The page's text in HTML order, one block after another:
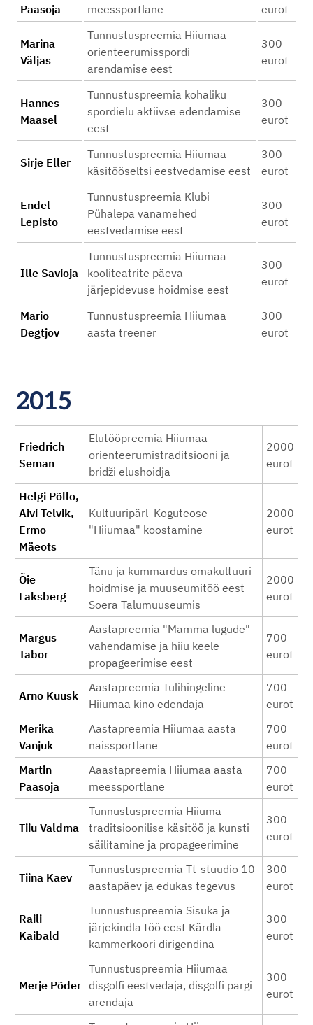
Paasoja
meessportlane
eurot
Marina
Väljas
Tunnustuspreemia Hiiumaa
orienteerumisspordi
arendamise eest
300
eurot
Hannes
Maasel
Tunnustuspreemia kohaliku
spordielu aktiivse edendamise
eest
300
eurot
Sirje Eller
Tunnustuspreemia Hiiumaa
käsitööseltsi eestvedamise eest
300
eurot
Endel
Lepisto
Tunnustuspreemia Klubi
Pühalepa vanamehed
eestvedamise eest
300
eurot
Ille Savioja
Tunnustuspreemia Hiiumaa
kooliteatrite päeva
järjepidevuse hoidmise eest
300
eurot
Mario
Degtjov
Tunnustuspreemia Hiiumaa
aasta treener
300
eurot
2015
Friedrich
Seman
Elutööpreemia Hiiumaa
orienteerumistraditsiooni ja
bridži elushoidja
2000
eurot
Helgi Põllo,
Aivi Telvik,
Ermo
Mäeots
Kultuuripärl Koguteose
"Hiiumaa" koostamine
2000
eurot
Õie
Laksberg
Tänu ja kummardus omakultuuri
hoidmise ja muuseumitöö eest
Soera Talumuuseumis
2000
eurot
Margus
Tabor
Aastapreemia "Mamma lugude"
vahendamise ja hiiu keele
propageerimise eest
700
eurot
Arno Kuusk
Aastapreemia Tulihingeline
Hiiumaa kino edendaja
700
eurot
Merika
Vanjuk
Aastapreemia Hiiumaa aasta
naissportlane
700
eurot
Martin
Paasoja
Aaastapreemia Hiiumaa aasta
meessportlane
700
eurot
Tiiu Valdma
Tunnustuspreemia Hiiuma
traditsioonilise käsitöö ja kunsti
säilitamine ja propageerimine
300
eurot
Tiina Kaev
Tunnustuspreemia Tt-stuudio 10
aastapäev ja edukas tegevus
300
eurot
Raili
Kaibald
Tunnustuspreemia Sisuka ja
järjekindla töö eest Kärdla
kammerkoori dirigendina
300
eurot
Merje Põder
Tunnustuspreemia Hiiumaa
disgolfi eestvedaja, disgolfi pargi
arendaja
300
eurot